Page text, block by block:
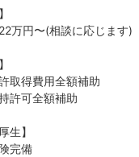
万円〜(相談に応じます)
取得費用全額補助
許可全額補助
生】
完備